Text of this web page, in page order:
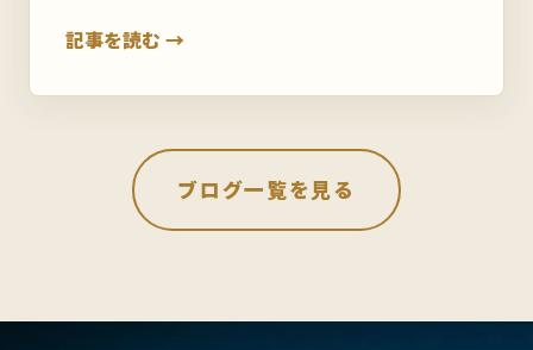
記事を読む →
ブログ一覧を見る